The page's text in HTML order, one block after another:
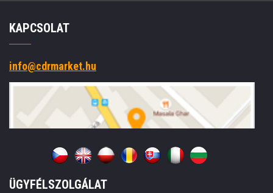
KAPCSOLAT
info@cdrmarket.hu
ÜGYFÉLSZOLGÁLAT